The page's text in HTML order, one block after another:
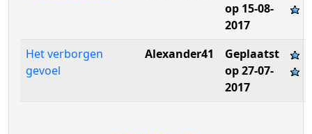
op 15-08-
2017
Het verborgen
gevoel
Alexander41
Geplaatst
op 27-07-
2017